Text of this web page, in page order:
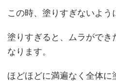
この時、塗りすぎないよう
塗りすぎると、ムラができ
なります。
ほどほどに満遍なく全体に